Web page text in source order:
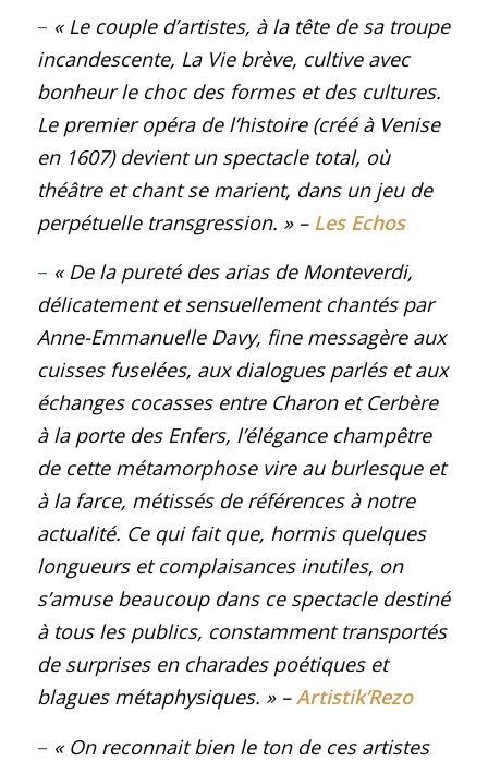
– « Le couple d’artistes, à la tête de sa troupe
incandescente, La Vie brève, cultive avec
bonheur le choc des formes et des cultures.
Le premier opéra de l’histoire (créé à Venise
en 1607) devient un spectacle total, où
théâtre et chant se marient, dans un jeu de
perpétuelle transgression. » – Les Echos
– « De la pureté des arias de Monteverdi,
délicatement et sensuellement chantés par
Anne-Emmanuelle Davy, fine messagère aux
cuisses fuselées, aux dialogues parlés et aux
échanges cocasses entre Charon et Cerbère
à la porte des Enfers, l’élégance champêtre
de cette métamorphose vire au burlesque et
à la farce, métissés de références à notre
actualité. Ce qui fait que, hormis quelques
longueurs et complaisances inutiles, on
s’amuse beaucoup dans ce spectacle destiné
à tous les publics, constamment transportés
de surprises en charades poétiques et
blagues métaphysiques. » –Artistik’Rezo
– « On reconnait bien le ton de ces artistes